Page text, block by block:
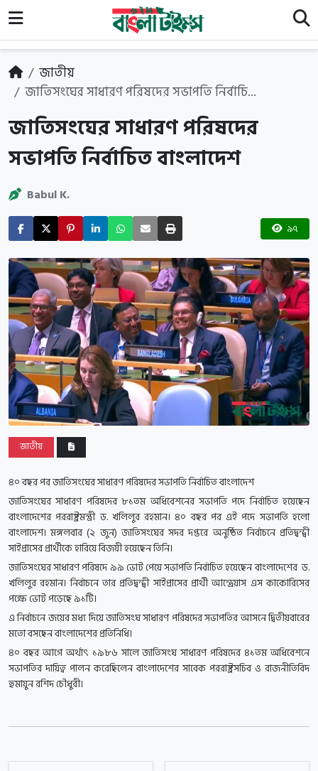
জাতীয়
জাতিসংঘের সাধারণ পরিষদের সভাপতি নির্বাচি...
জাতিসংঘের সাধারণ পরিষদের
সভাপতি নির্বাচিত বাংলাদেশ
Babul K.
৯৭
জাতীয়
৪০ বছর পর জাতিসংঘের সাধারণ পরিষদের সভাপতি নির্বাচিত বাংলাদেশ
জাতিসংঘের সাধারণ পরিষদের ৮১তম অধিবেশনের সভাপতি পদে নির্বাচিত হয়েছেন
বাংলাদেশের পররাষ্ট্রমন্ত্রী ড. খলিলুর রহমান। ৪০ বছর পর এই পদে সভাপতি হলো
বাংলাদেশ। মঙ্গলবার (২ জুন) জাতিসংঘের সদর দপ্তরে অনুষ্ঠিত নির্বাচনে প্রতিদ্বন্দ্বী
সাইপ্রাসের প্রার্থীকে হারিয়ে বিজয়ী হয়েছেন তিনি।
জাতিসংঘের সাধারণ পরিষদে ৯৯ ভোট পেয়ে সভাপতি নির্বাচিত হয়েছেন বাংলাদেশের ড.
খলিলুর রহমান। নির্বাচনে তার প্রতিদ্বন্দ্বী সাইপ্রাসের প্রার্থী আন্দ্রেয়াস এস কাকোরিসের
পক্ষে ভোট পড়েছে ৯১টি।
এ নির্বাচনে জয়ের মধ্য দিয়ে জাতিসংঘ সাধারণ পরিষদের সভাপতির আসনে দ্বিতীয়বারের
মতো বসছেন বাংলাদেশের প্রতিনিধি।
৪০ বছর আগে অর্থাৎ ১৯৮৬ সালে জাতিসংঘ সাধারণ পরিষদের ৪১তম অধিবেশনে
সভাপতির দায়িত্ব পালন করেছিলেন বাংলাদেশের সাবেক পররাষ্ট্রসচিব ও রাজনীতিবিদ
হুমায়ুন রশিদ চৌধুরী।